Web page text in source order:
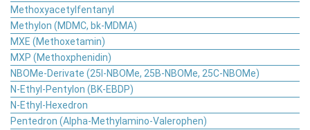
Methoxyacetylfentanyl
Methylon (MDMC, bk-MDMA)
MXE (Methoxetamin)
MXP (Methoxphenidin)
NBOMe-Derivate (25I-NBOMe, 25B-NBOMe, 25C-NBOMe)
N-Ethyl-Pentylon (BK-EBDP)
N-Ethyl-Hexedron
Pentedron (Alpha-Methylamino-Valerophen)